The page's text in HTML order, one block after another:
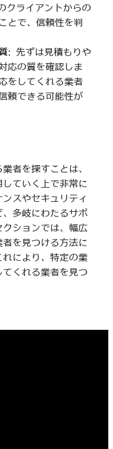
クライアントからの
とで、信頼性を判
: 先ずは見積もりや
応の質を確認しま
をしてくれる業者
頼できる可能性が
者を探すことは、
ていく上で非常に
スやセキュリティ
多岐にわたるサポ
ションでは、幅広
を見つける方法に
により、特定の業
くれる業者を見つ